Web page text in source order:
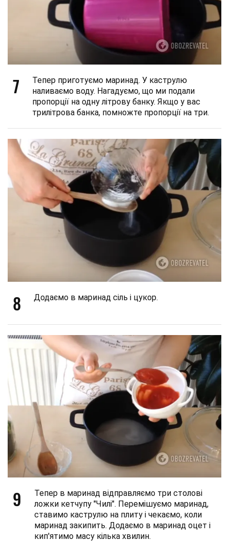
7
Тепер приготуємо маринад. У каструлю
наливаємо воду. Нагадуємо, що ми подали
пропорції на одну літрову банку. Якщо у вас
трилітрова банка, помножте пропорції на три.
8 Додаємо в маринад сіль і цукор.
9
Тепер в маринад відправляємо три столові
ложки кетчупу "Чилі". Перемішуємо маринад,
ставимо каструлю на плиту і чекаємо, коли
маринад закипить. Додаємо в маринад оцет і
кип'ятимо масу кілька хвилин.